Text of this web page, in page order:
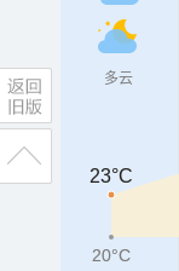
多云
23°C
23°C
20°C
20°C